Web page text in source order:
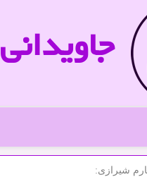
جاویدانی
شیرازی: